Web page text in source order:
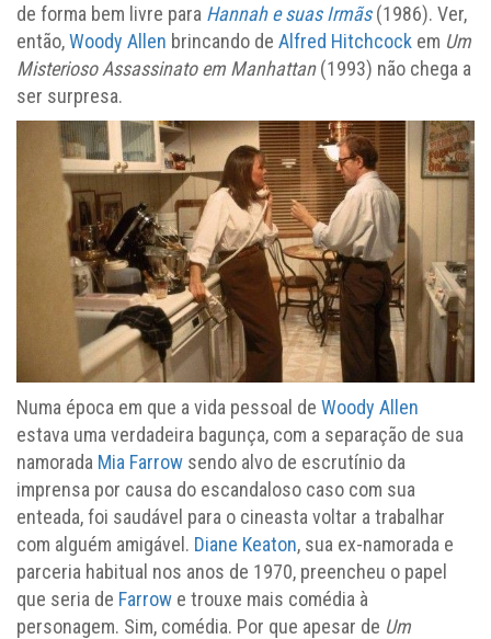
de forma bem livre para Hannah e suas Irmãs (1986). Ver,
então,Woody Allen brincando de Alfred Hitchcock em Um
Misterioso Assassinato em Manhattan(1993) não chega a
ser surpresa.
Numa época em que a vida pessoal de Woody Allen
estava uma verdadeira bagunça, com a separação de sua
namorada Mia Farrow sendo alvo de escrutínio da
imprensa por causa do escandaloso caso com sua
enteada, foi saudável para o cineasta voltar a trabalhar
com alguém amigável. Diane Keaton, sua ex-namorada e
parceria habitual nos anos de 1970, preencheu o papel
que seria de Farrow e trouxe mais comédia à
personagem. Sim, comédia. Por que apesar de Um